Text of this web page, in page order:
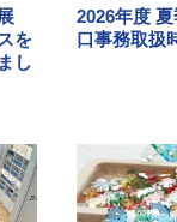
を
し
2026年度
口事務取扱